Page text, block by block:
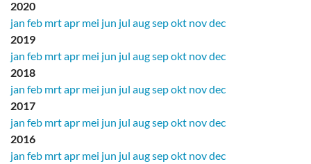
2020
jan feb mrtapr mei jun jul augsepokt novdec
2019
jan feb mrtapr mei jun jul augsepokt novdec
2018
jan feb mrtapr mei jun jul augsepokt novdec
2017
jan feb mrtapr mei jun jul augsepokt novdec
2016
jan feb mrtapr mei jun jul augsepokt novdec